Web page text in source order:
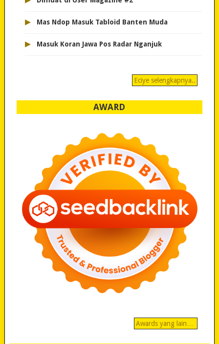
▸ Mas Ndop Masuk Tabloid Banten Muda
▸ Masuk Koran Jawa Pos Radar Nganjuk
Eciye selengkapnya..
AWARD
Awards yang lain…